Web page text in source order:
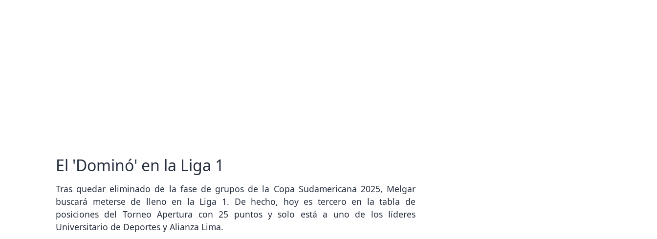
El 'Dominó' en la Liga 1
Tras quedar eliminado de la fase de grupos de la Copa Sudamericana 2025, Melgar
buscará meterse de lleno en la Liga 1. De hecho, hoy es tercero en la tabla de
posiciones del Torneo Apertura con 25 puntos y solo está a uno de los líderes
Universitario de Deportes y Alianza Lima.